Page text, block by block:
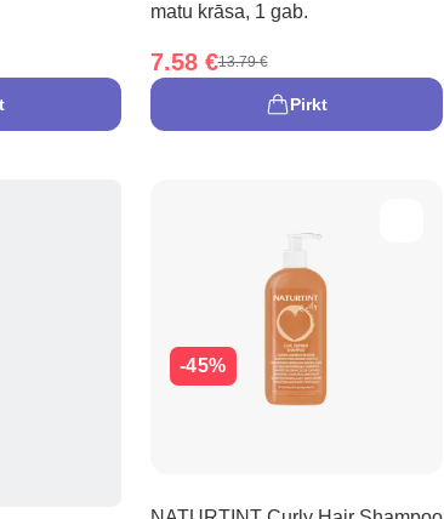
matu krāsa, 1 gab.
7.58 €13.79 €
Pirkt
-45%